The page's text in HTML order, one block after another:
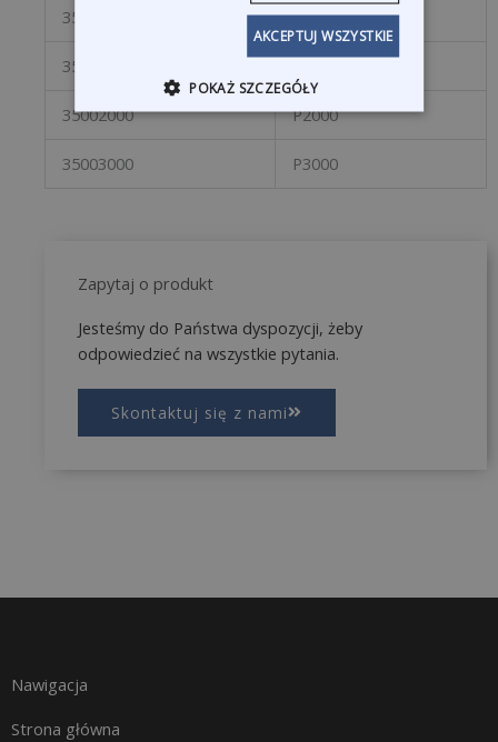
35001200 P1200
35001500
35002000 P2000
35003000 P3000
Zapytaj o produkt
Jesteśmy do Państwa dyspozycji, żeby
odpowiedzieć na wszystkie pytania.
Skontaktuj się z nami
Nawigacja
Strona główna
AKCEPTUJ WSZYSTKIE
POKAŻ SZCZEGÓŁY